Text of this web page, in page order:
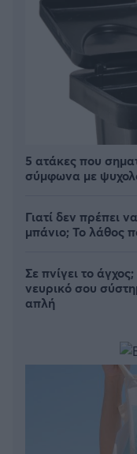
5 ατάκες που
σύμφωνα με
Γιατί δεν πρέπει
μπάνιο; Το λάθος
Σε πνίγει το
νευρικό σου
απλή